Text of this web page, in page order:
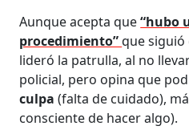
Aunque acepta que“hubo
procedimiento”que siguió
lideró la patrulla, al no
policial, pero opina que
culpa (falta de cuidado),
consciente de hacer algo).